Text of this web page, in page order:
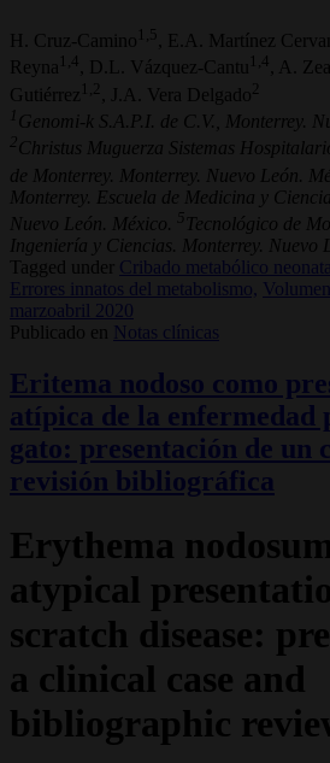
H. Cruz-Camino 1,5 , E.A. Martínez
Reyna 1,4 , D.L. Vázquez-Cantu 1,4 , A.
Gutiérrez 1,2 , J.A. Vera Delgado
1 Genomi-k S.A.P.I. de C.V., Monterrey.
2Christus Muguerza Sistemas
de Monterrey. Monterrey. Nuevo León.
Monterrey. Escuela de Medicina y
Nuevo León. México. 5 Tecnológico de
Ingeniería y Ciencias. Monterrey. Nuevo
Tagged under
Cribado metabólico
Errores innatos del metabolismo,
marzoabril 2020
Publicado en
Notas clínicas
Eritema nodoso como
atípica de la enfermedad
gato: presentación de un
revisión bibliográfica
Erythema
atypical
scratch disease:
a clinical case and
bibliographic